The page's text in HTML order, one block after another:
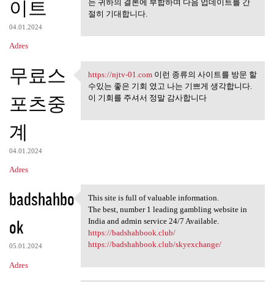
이트
04.01.2024
Adres
는 귀하의 결론에 부합하며 다음 업데이트를 간
절히 기대합니다.
무료스
포츠중
계
04.01.2024
Adres
https://njtv-01.com 이런 종류의
https://njtv-01.com이런 종류의 사이트를 방문 할
수있는 좋은 기회 였고 나는 기쁘게 생각합니다.
이 기회를 주셔서 정말 감사합니다
badshahbo
ok
05.01.2024
Adres
This site is full of valuable
This site is full of valuable information.
The best, number 1 leading gambling website in
India and admin service 24/7 Available.
https://badshahbook.club/
https://badshahbook.club/skyexchange/